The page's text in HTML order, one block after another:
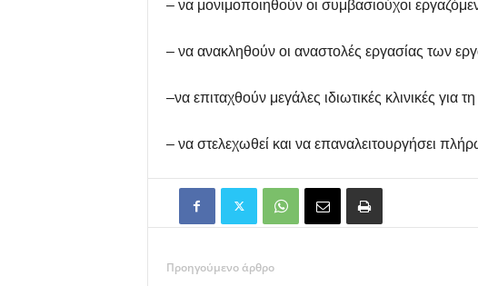
– να μονιμοποιηθούν οι συμβασιούχοι
– να ανακληθούν οι αναστολές εργασίας των
–να επιταχθούν μεγάλες ιδιωτικές κλινικές για
– να στελεχωθεί και να επαναλειτουργήσει
Προηγούμενο άρθρο